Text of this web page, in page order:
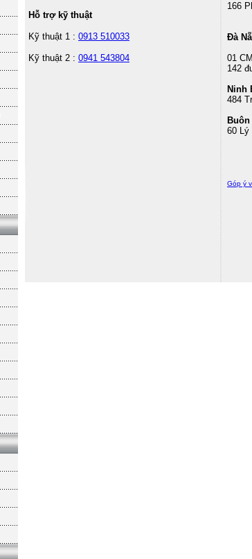
Hỗ trợ kỹ thuật
Kỹ thuật 1 : 0913 510033
Kỹ thuật 2 : 0941 543804
166
Đà
01
142
Ninh
484
60
Góp ý